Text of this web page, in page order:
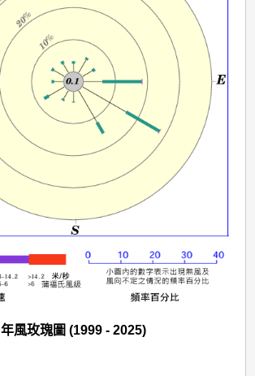
年風玫瑰圖 (1999 - 2025)